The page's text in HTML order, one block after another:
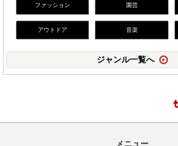
ファッション 園芸
アウトドア 音楽
ジャンル一覧へ
メニュー